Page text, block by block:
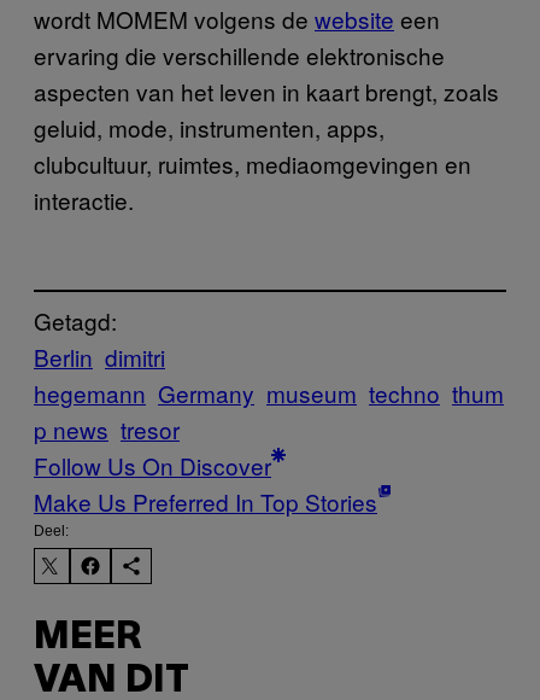
wordt MOMEM volgens de website een
ervaring die verschillende elektronische
aspecten van het leven in kaart brengt, zoals
geluid, mode, instrumenten, apps,
clubcultuur, ruimtes, mediaomgevingen en
interactie.
Getagd:
Berlin dimitri
hegemann Germany museum techno thum
p news tresor
Follow Us On Discover
Make Us Preferred In Top Stories
Deel:
MEER
VAN DIT